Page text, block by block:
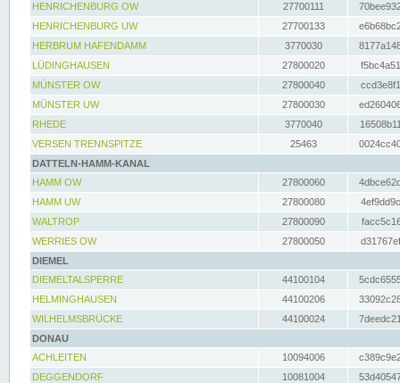
HENRICHENBURG OW
27700111
HENRICHENBURG UW
27700133
HERBRUM HAFENDAMM
3770030
LÜDINGHAUSEN
27800020
MÜNSTER OW
27800040
MÜNSTER UW
27800030
RHEDE
3770040
VERSEN TRENNSPITZE
25463
DATTELN-HAMM-KANAL
HAMM OW
27800060
HAMM UW
27800080
WALTROP
27800090
WERRIES OW
27800050
DIEMEL
DIEMELTALSPERRE
44100104
HELMINGHAUSEN
44100206
WILHELMSBRÜCKE
44100024
DONAU
ACHLEITEN
10094006
DEGGENDORF
10081004